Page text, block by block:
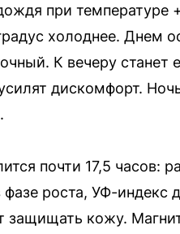
при
холоднее. Днем
К вечеру
дискомфорт.
почти 17,5 часов:
фазе роста, УФ-
защищать кожу.